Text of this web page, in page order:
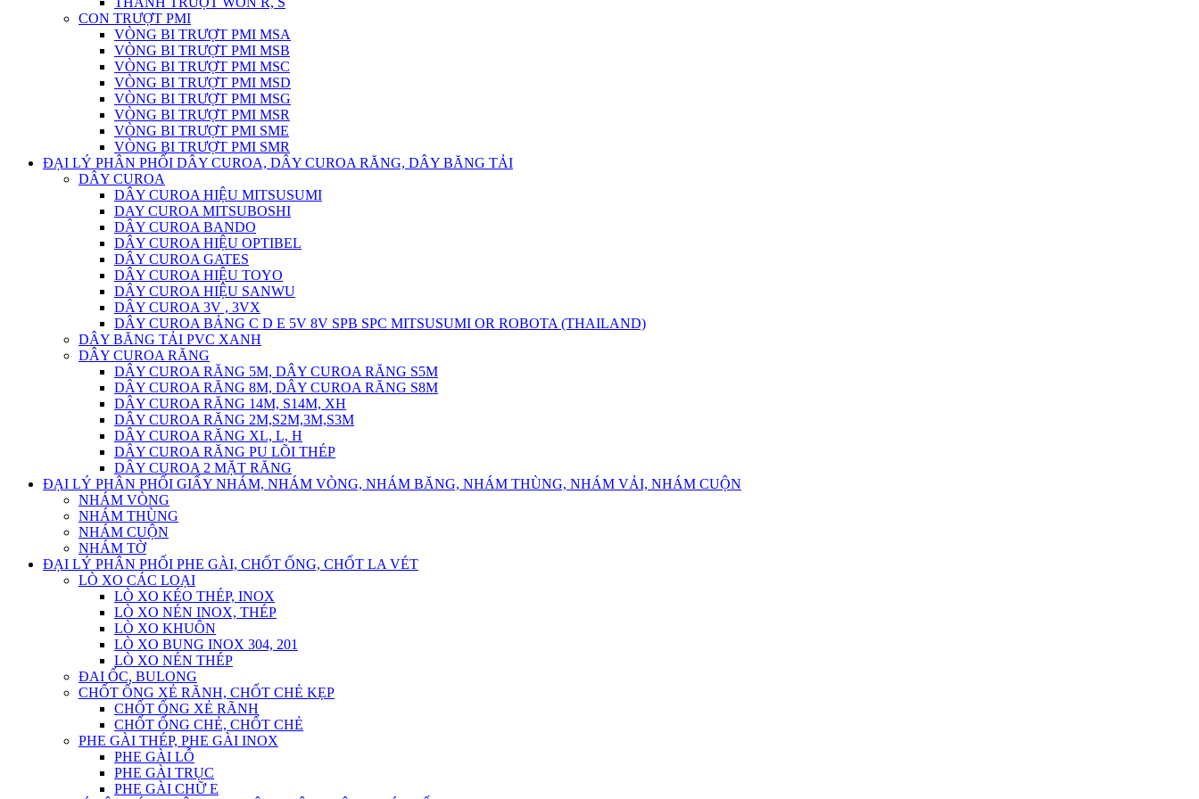
CON TRƯỢT PMI
VÒNG BI TRƯỢT PMI MSA
VÒNG BI TRƯỢT PMI MSB
VÒNG BI TRƯỢT PMI MSC
VÒNG BI TRƯỢT PMI MSD
VÒNG BI TRƯỢT PMI MSG
VÒNG BI TRƯỢT PMI MSR
VÒNG BI TRƯỢT PMI SME
VÒNG BI TRƯỢT PMI SMR
ĐẠI LÝ PHÂN PHỐI DÂY CUROA, DÂY CUROA RĂNG, DÂY BĂNG TẢI
DÂY CUROA
DÂY CUROA HIỆU MITSUSUMI
DAY CUROA MITSUBOSHI
DÂY CUROA BANDO
DÂY CUROA HIỆU OPTIBEL
DÂY CUROA GATES
DÂY CUROA HIỆU TOYO
DÂY CUROA HIỆU SANWU
DÂY CUROA 3V , 3VX
DÂY CUROA BẢNG C D E 5V 8V SPB SPC MITSUSUMI OR ROBOTA (THAILAND)
DÂY BĂNG TẢI PVC XANH
DÂY CUROA RĂNG
DÂY CUROA RĂNG 5M, DÂY CUROA RĂNG S5M
DÂY CUROA RĂNG 8M, DÂY CUROA RĂNG S8M
DÂY CUROA RĂNG 14M, S14M, XH
DÂY CUROA RĂNG 2M,S2M,3M,S3M
DÂY CUROA RĂNG XL, L, H
DÂY CUROA RĂNG PU LÕI THÉP
DÂY CUROA 2 MẶT RĂNG
ĐẠI LÝ PHÂN PHỐI GIẤY NHÁM, NHÁM VÒNG, NHÁM BĂNG, NHÁM THÙNG, NHÁM VẢI, NHÁM CUỘN
NHÁM VÒNG
NHÁM THÙNG
NHÁM CUỘN
NHÁM TỜ
ĐẠI LÝ PHÂN PHỐI PHE GÀI, CHỐT ỐNG, CHỐT LA VÉT
LÒ XO CÁC LOẠI
LÒ XO KÉO THÉP, INOX
LÒ XO NÉN INOX, THÉP
LÒ XO KHUÔN
LÒ XO BUNG INOX 304, 201
LÒ XO NÉN THÉP
ĐAI ỐC, BULONG
CHỐT ỐNG XẺ RÃNH, CHỐT CHẺ KẸP
CHỐT ỐNG XẺ RÃNH
CHỐT ỐNG CHẺ, CHỐT CHẺ
PHE GÀI THÉP, PHE GÀI INOX
PHE GÀI LỖ
PHE GÀI TRỤC
PHE GÀI CHỮ E